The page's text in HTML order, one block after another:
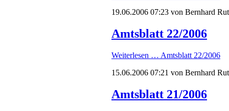
19.06.2006 07:23 von Bernhard
Amtsblatt 22/2006
Weiterlesen … Amtsblatt 22/2006
15.06.2006 07:21 von Bernhard
Amtsblatt 21/2006